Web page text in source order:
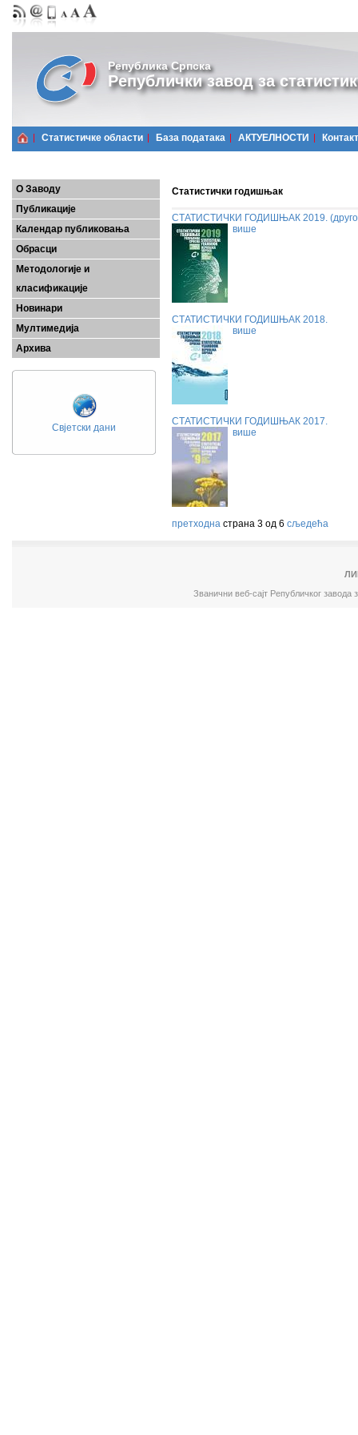
Република Српска
Републички завод за
Статистичке области Базa података АКТУЕЛНОСТИ Контакт
О Заводу
Публикације
Календар публиковања
Обрасци
Методологије и
класификације
Новинари
Мултимедија
Архива
Свјетски дани
Статистички годишњак
СТАТИСТИЧКИ ГОДИШЊАК 2019.
више
СТАТИСТИЧКИ ГОДИШЊАК 2018.
више
СТАТИСТИЧКИ ГОДИШЊАК 2017.
више
претходна страна 3 од 6 сљедећа
Званични веб-сајт Републичког